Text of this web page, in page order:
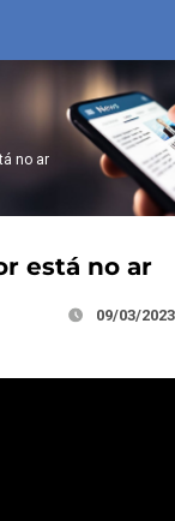
no ar
está no ar
09/03/2023